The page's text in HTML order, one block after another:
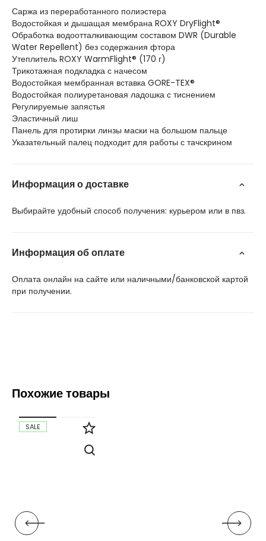
Саржа из переработанного полиэстера
Водостойкая и дышащая мембрана ROXY DryFlight®
Обработка водоотталкивающим составом DWR (Durable
Water Repellent) без содержания фтора
Утеплитель ROXY WarmFlight® (170 г)
Трикотажная подкладка с начесом
Водостойкая мембранная вставка GORE-TEX®
Водостойкая полиуретановая ладошка с тиснением
Регулируемые запястья
Эластичный лиш
Панель для протирки линзы маски на большом пальце
Указательный палец подходит для работы с тачскрином
Информация о доставке
Выбирайте удобный способ получения: курьером или в пвз.
Информация об оплате
Оплата онлайн на сайте или наличными/банковской картой
при получении.
Похожие товары
SALE